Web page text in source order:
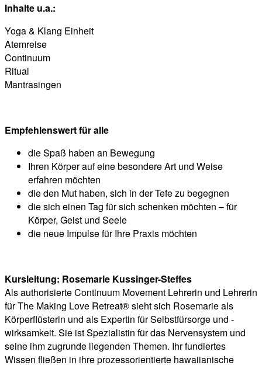
Inhalte u.a.:
Yoga & Klang Einheit
Atemreise
Continuum
Ritual
Mantrasingen
Empfehlenswert für alle
die Spaß haben an Bewegung
Ihren Körper auf eine besondere Art und Weise
erfahren möchten
die den Mut haben, sich in der Tefe zu begegnen
die sich einen Tag für sich schenken möchten – für
Körper, Geist und Seele
die neue Impulse für Ihre Praxis möchten
Kursleitung: Rosemarie Kussinger-Steffes
Als authorisierte Continuum Movement Lehrerin und Lehrerin
für The Making Love Retreat® sieht sich Rosemarie als
Körperflüsterin und als Expertin für Selbstfürsorge und -
wirksamkeit. Sie ist Spezialistin für das Nervensystem und
seine ihm zugrunde liegenden Themen. Ihr fundiertes
Wissen fließen in ihre prozessorientierte hawaiianische